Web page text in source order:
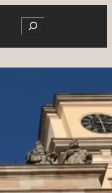
Search